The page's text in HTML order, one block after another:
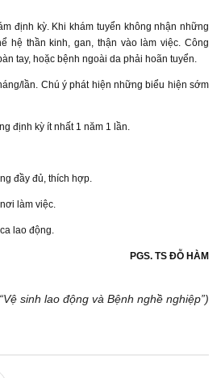
định kỳ. Khi khám tuyển không nhận những
hệ thần kinh, gan, thận vào làm việc. Công
tay, hoặc bệnh ngoài da phải hoãn tuyển.
lần. Chú ý phát hiện những biểu hiện sớm
định kỳ ít nhất 1 năm 1 lần.
đầy đủ, thích hợp.
làm việc.
lao động.
PGS. TS ĐỖ HÀM
sinh lao động và Bệnh nghề nghiệp”)